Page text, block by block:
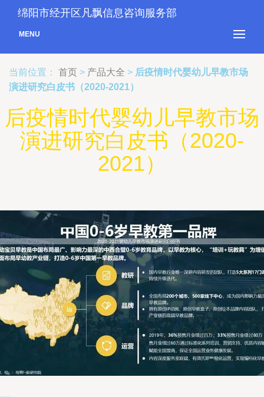
绵阳市经开区凡飘信息咨询服务部
MENU
当前位置： 首页 > 产品大全 > 后疫情时代婴幼儿早教市场
演进研究白皮书（2020-2021）
后疫情时代婴幼儿早教市场
演进研究白皮书（2020-
2021）